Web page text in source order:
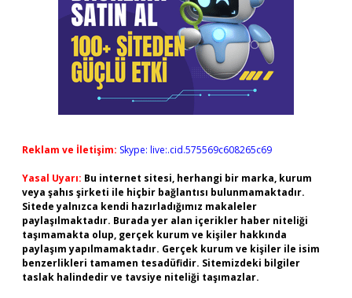
Reklam ve İletişim: Skype: live:.cid.575569c608265c69
Yasal Uyarı: Bu internet sitesi, herhangi bir marka, kurum
veya şahıs şirketi ile hiçbir bağlantısı bulunmamaktadır.
Sitede yalnızca kendi hazırladığımız makaleler
paylaşılmaktadır. Burada yer alan içerikler haber niteliği
taşımamakta olup, gerçek kurum ve kişiler hakkında
paylaşım yapılmamaktadır. Gerçek kurum ve kişiler ile isim
benzerlikleri tamamen tesadüfidir. Sitemizdeki bilgiler
taslak halindedir ve tavsiye niteliği taşımazlar.